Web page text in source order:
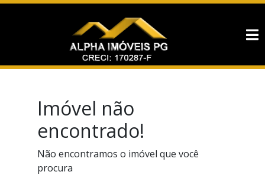
Imóvel não
encontrado!
Não encontramos o imóvel que você
procura